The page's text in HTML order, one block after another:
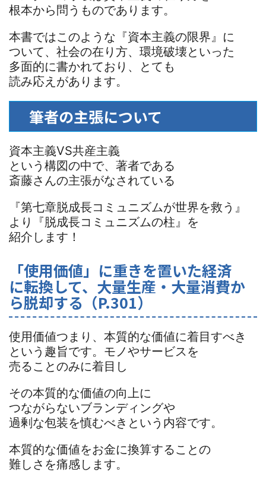
根本から問うものであります。
本書ではこのような『資本主義の限界』に
ついて、社会の在り方、環境破壊といった
多面的に書かれており、とても
読み応えがあります。
筆者の主張について
資本主義VS共産主義
という構図の中で、著者である
斎藤さんの主張がなされている
『第七章脱成長コミュニズムが世界を救う』
より『脱成長コミュニズムの柱』を
紹介します！
「使用価値」に重きを置いた経済
に転換して、大量生産・大量消費か
ら脱却する（P.301）
使用価値つまり、本質的な価値に着目すべき
という趣旨です。モノやサービスを
売ることのみに着目し
その本質的な価値の向上に
つながらないブランディングや
過剰な包装を慎むべきという内容です。
本質的な価値をお金に換算することの
難しさを痛感します。